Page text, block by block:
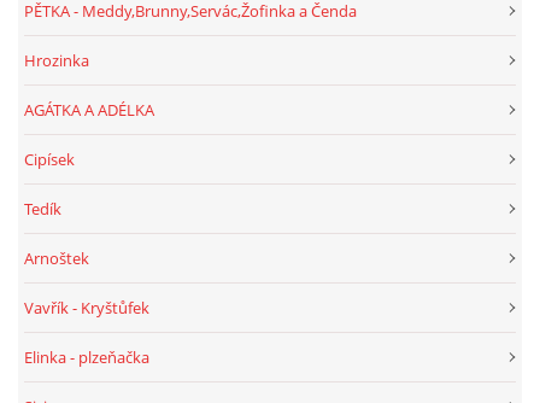
PĚTKA - Meddy,Brunny,Servác,Žofinka a Čenda
Hrozinka
AGÁTKA A ADÉLKA
Cipísek
Tedík
Arnoštek
Vavřík - Kryštůfek
Elinka - plzeňačka